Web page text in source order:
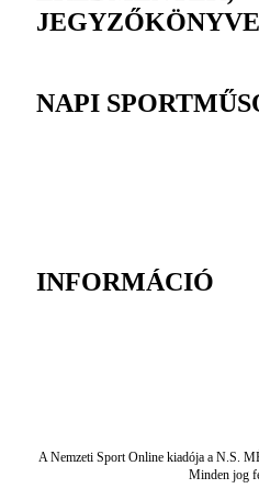
NAPI
INFORMÁCIÓ
A Nemzeti Sport Online kiadója a N.S.
Minden jog